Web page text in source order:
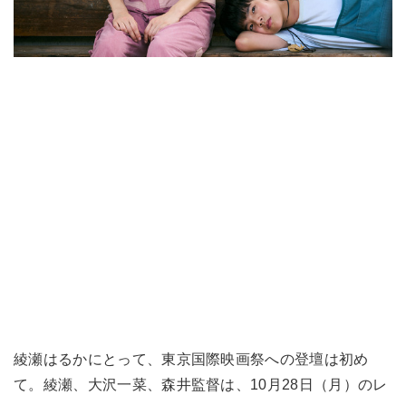
綾瀬はるかにとって、東京国際映画祭への登壇は初め
て。綾瀬、大沢一菜、森井監督は、10月28日（月）のレ